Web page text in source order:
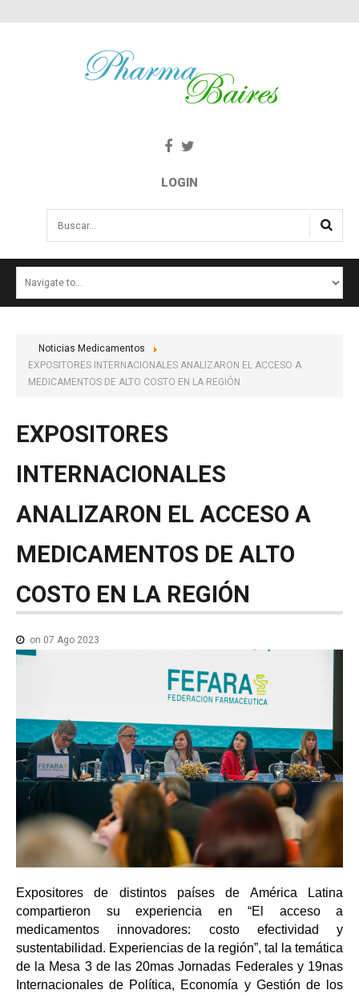
LOGIN
Buscar...
NOTICIAS
NOTICIAS MEDICAMENTOS
Noticias Medicamentos
EXPOSITORES INTERNACIONALES ANALIZARON EL ACCESO A
MEDICAMENTOS DE ALTO COSTO EN LA REGIÓN
EXPOSITORES
INTERNACIONALES
ANALIZARON EL ACCESO A
MEDICAMENTOS DE ALTO
COSTO EN LA REGIÓN
on 07 Ago 2023
Expositores de distintos países de América Latina
compartieron su experiencia en “El acceso a
medicamentos innovadores: costo efectividad y
sustentabilidad. Experiencias de la región”, tal la temática
de la Mesa 3 de las 20mas Jornadas Federales y 19nas
Internacionales de Política, Economía y Gestión de los